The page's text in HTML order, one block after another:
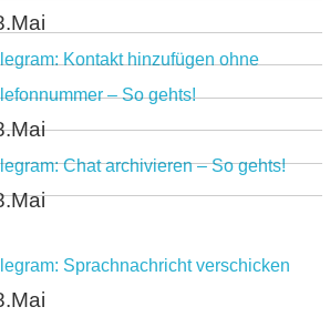
Kontakt hinzufügen ohne
– So gehts!
Chat archivieren – So gehts!
Sprachnachricht verschicken